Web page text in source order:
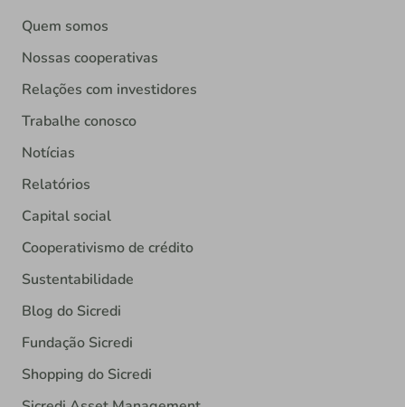
Quem somos
Nossas cooperativas
Relações com investidores
Trabalhe conosco
Notícias
Relatórios
Capital social
Cooperativismo de crédito
Sustentabilidade
Blog do Sicredi
Fundação Sicredi
Shopping do Sicredi